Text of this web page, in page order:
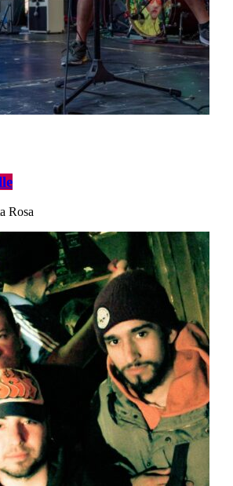
Rosa